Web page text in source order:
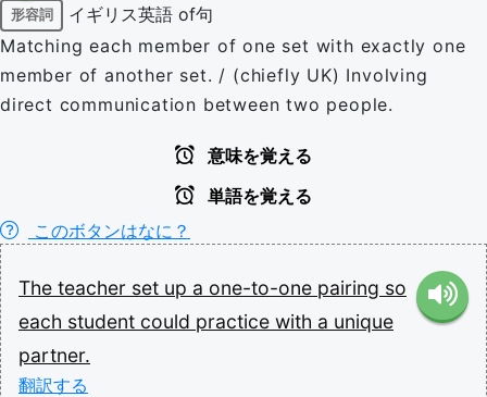
形容詞 イギリス英語 of句
Matching each member of one set with exactly one
member of another set. / (chiefly UK) Involving
direct communication between two people.
意味を覚える
単語を覚える
このボタンはなに？
The teacher set up a one-to-one pairing so
each student could practice with a unique
partner.
翻訳する